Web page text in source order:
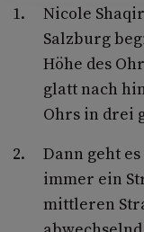
Nicole
Salzburg
Höhe des
glatt nach
Ohrs in drei
Dann geht
immer ein
mittleren